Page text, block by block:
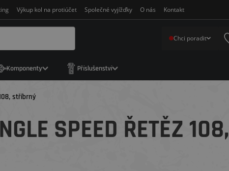
Výkup kol na protiúčet Společné vyjížďky O nás Kontakt
Chci poradit
Komponenty Příslušenství
stříbrný
SPEED ŘETĚZ 108,